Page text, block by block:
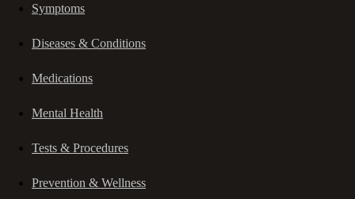
Symptoms
Diseases & Conditions
Medications
Mental Health
Tests & Procedures
Prevention & Wellness